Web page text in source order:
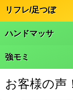
リフレ/足つぼ
ハンドマッサ
強モミ
お客様の声